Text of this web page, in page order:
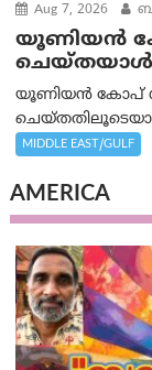
Aug 7, 2026
യൂണിയൻ
യൂണിയൻ കോപ്
MIDDLE EAST/GULF
AMERICA